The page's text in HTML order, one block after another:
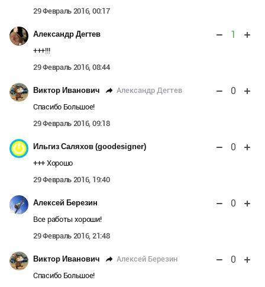
29 Февраль 2016, 00:17
Александр Дегтев 1
+++!!!
29 Февраль 2016, 08:44
Виктор Иванович Александр Дегтев 0
Спасибо Большое!
29 Февраль 2016, 09:18
Ильгиз Саляхов (goodesigner) 0
+++ Хорошо
29 Февраль 2016, 19:40
Алексей Березин 0
Все работы хороши!
29 Февраль 2016, 21:48
Виктор Иванович Алексей Березин 0
Спасибо Большое!